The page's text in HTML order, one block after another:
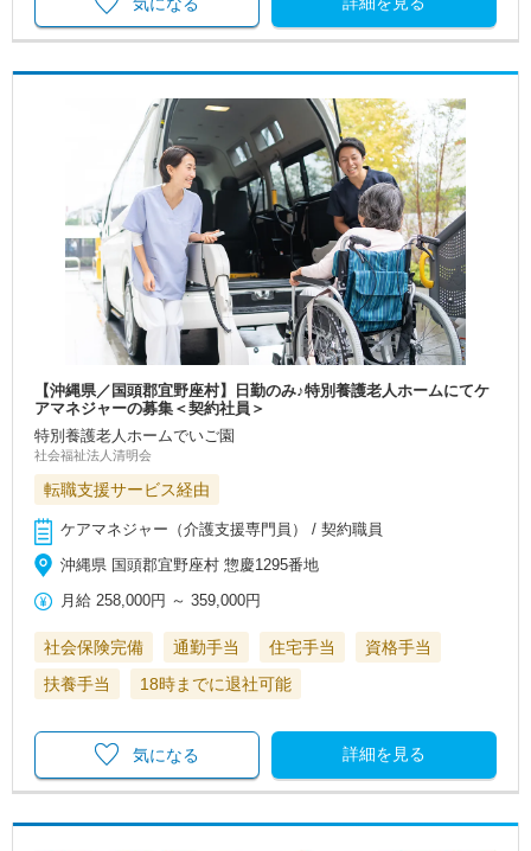
【沖縄県／国頭郡宜野座村】日勤のみ♪特別養護老人ホームにてケ
アマネジャーの募集＜契約社員＞
特別養護老人ホームでいご園
社会福祉法人清明会
転職支援サービス経由
ケアマネジャー（介護支援専門員） / 契約職員
沖縄県 国頭郡宜野座村 惣慶1295番地
月給 258,000円 ～359,000円
社会保険完備 通勤手当 住宅手当
資格手当
扶養手当
18時までに退社可能
詳細を見る
気になる